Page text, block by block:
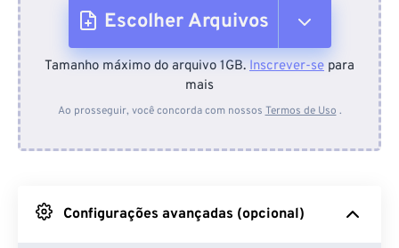
Escolher Arquivos
Do dispositivo
Do Google Drive
Tamanho máximo do arquivo 1GB. Inscrever-se para
mais
Ao prosseguir, você concorda com nossos Termos de Uso .
Configurações avançadas (opcional)